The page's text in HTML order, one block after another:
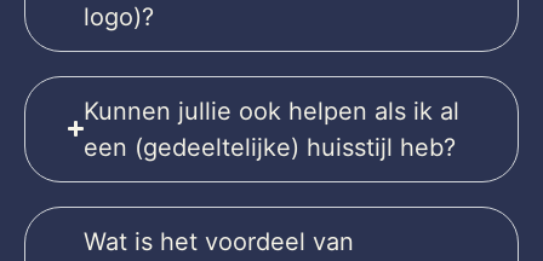
logo)?
Kunnen jullie ook helpen als ik al
een (gedeeltelijke) huisstijl heb?
Wat is het voordeel van